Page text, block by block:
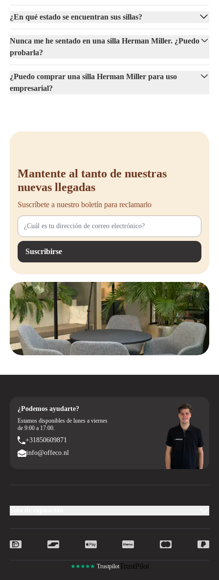
¿En qué estado se encuentran sus sillas?
Nunca me he sentado en una silla Herman Miller. ¿Puedo
probarla?
¿Puedo comprar una silla Herman Miller para uso
empresarial?
Mantente al tanto de nuestras
nuevas llegadas
Suscríbete a nuestro boletín para reclamarlo
Suscribirse
¿Podemos ayudarte?
Estamos disponibles de lunes a viernes
de 9:00 a 17:00.
+31850609871
info@offeco.nl
★★★★★ TrustpilotTrustPilot